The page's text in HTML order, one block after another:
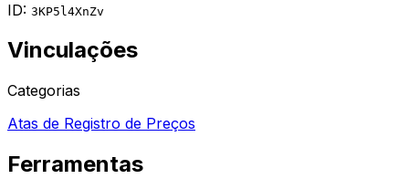
ID: 3KP5l4XnZv
Vinculações
Categorias
Atas de Registro de Preços
Ferramentas